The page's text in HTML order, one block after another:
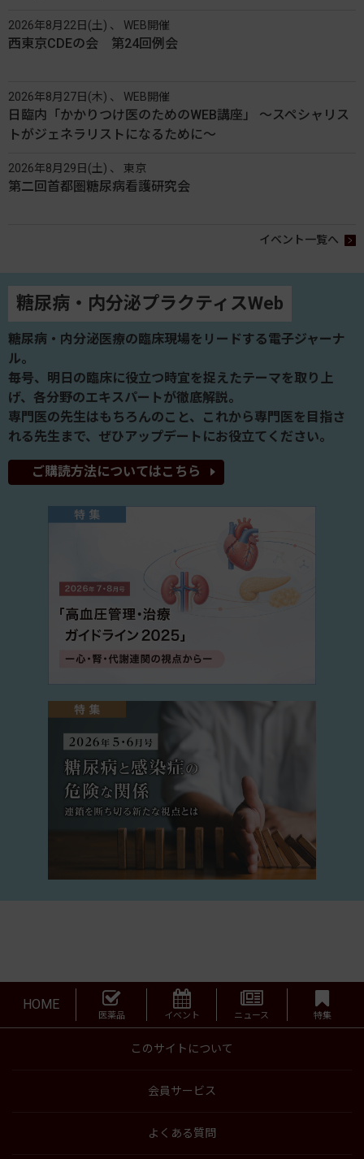
2026年8月22日(土) 、 WEB開催
西東京CDEの会 第24回例会
2026年8月27日(木) 、 WEB開催
日臨内「かかりつけ医のためのWEB講座」 〜スペシャリス
トがジェネラリストになるために〜
2026年8月29日(土) 、 東京
第二回首都圏糖尿病看護研究会
イベント一覧へ
糖尿病・内分泌プラクティスWeb
糖尿病・内分泌医療の臨床現場をリードする電子ジャーナ
ル。
毎号、明日の臨床に役立つ時宜を捉えたテーマを取り上
げ、各分野のエキスパートが徹底解説。
専門医の先生はもちろんのこと、これから専門医を目指さ
れる先生まで、ぜひアップデートにお役立てください。
ご購読方法についてはこちら
HOME
医薬品 イベント ニュース 特集
このサイトについて
会員サービス
よくある質問